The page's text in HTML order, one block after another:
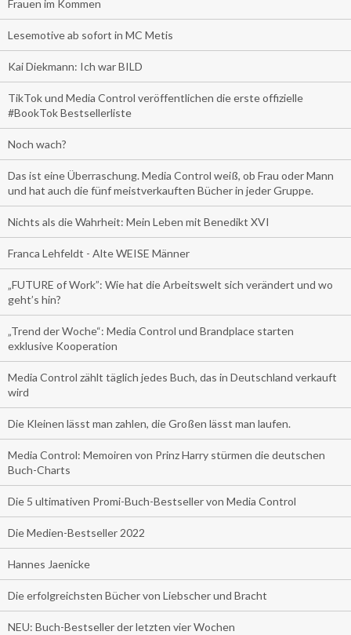
Frauen im Kommen
Lesemotive ab sofort in MC Metis
Kai Diekmann: Ich war BILD
TikTok und Media Control veröffentlichen die erste offizielle
#BookTok Bestsellerliste
Noch wach?
Das ist eine Überraschung. Media Control weiß, ob Frau oder Mann
und hat auch die fünf meistverkauften Bücher in jeder Gruppe.
Nichts als die Wahrheit: Mein Leben mit Benedikt XVI
Franca Lehfeldt - Alte WEISE Männer
„FUTURE of Work”: Wie hat die Arbeitswelt sich verändert und wo
geht’s hin?
„Trend der Woche“: Media Control und Brandplace starten
exklusive Kooperation
Media Control zählt täglich jedes Buch, das in Deutschland verkauft
wird
Die Kleinen lässt man zahlen, die Großen lässt man laufen.
Media Control: Memoiren von Prinz Harry stürmen die deutschen
Buch-Charts
Die 5 ultimativen Promi-Buch-Bestseller von Media Control
Die Medien-Bestseller 2022
Hannes Jaenicke
Die erfolgreichsten Bücher von Liebscher und Bracht
NEU: Buch-Bestseller der letzten vier Wochen